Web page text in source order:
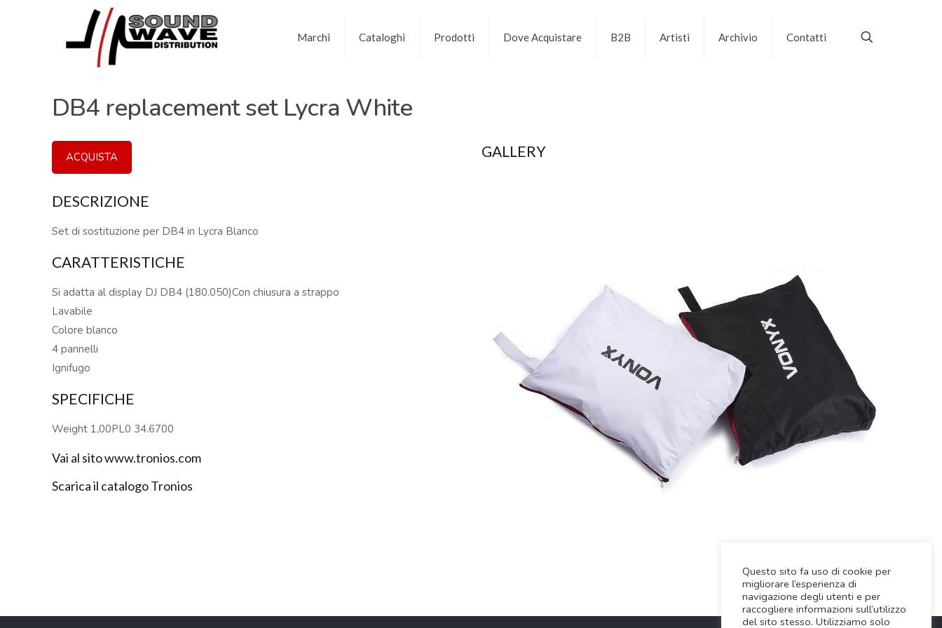
Marchi Cataloghi Prodotti Dove Acquistare B2B Artisti Archivio Contatti
DB4 replacement set Lycra White
ACQUISTA
DESCRIZIONE
Set di sostituzione per DB4 in Lycra Blanco
CARATTERISTICHE
Si adatta al display DJ DB4 (180.050)Con chiusura a strappo
Lavabile
Colore blanco
4 pannelli
Ignifugo
SPECIFICHE
Weight 1,00PL0 34.6700
Vai al sito www.tronios.com
Scarica il catalogo Tronios
GALLERY
Questo sito fa uso di cookie per
migliorare l’esperienza di
navigazione degli utenti e per
raccogliere informazioni sull’utilizzo
del sito stesso. Utilizziamo solo